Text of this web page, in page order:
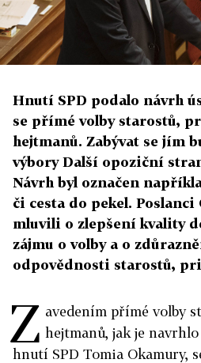
Hnutí SPD podalo návrh
se přímé volby starostů,
hejtmanů. Zabývat se jím
výbory Další opoziční
Návrh byl označen
či cesta do pekel.
mluvili o zlepšení kvality
zájmu o volby a o
odpovědnosti starostů,
Z avedením přímé volby
hejtmanů, jak je
hnutí SPD Tomia Okamury,